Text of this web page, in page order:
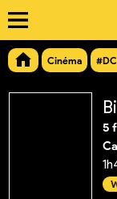
Cinéma
5